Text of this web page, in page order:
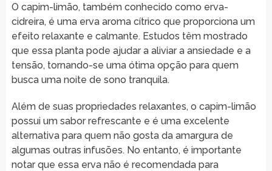
O capim-limão, também conhecido como erva-
cidreira, é uma erva aroma cítrico que proporciona um
efeito relaxante e calmante. Estudos têm mostrado
que essa planta pode ajudar a aliviar a ansiedade e a
tensão, tornando-se uma ótima opção para quem
busca uma noite de sono tranquila.
Além de suas propriedades relaxantes, o capim-limão
possui um sabor refrescante e é uma excelente
alternativa para quem não gosta da amargura de
algumas outras infusões. No entanto, é importante
notar que essa erva não é recomendada para